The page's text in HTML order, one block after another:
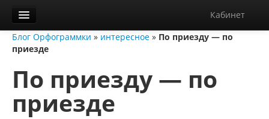
Кабинет
Орфограммка
Блог
О нас
Блог Орфограммки » интересное » По приезду — по
приезде
По приезду — по
приезде